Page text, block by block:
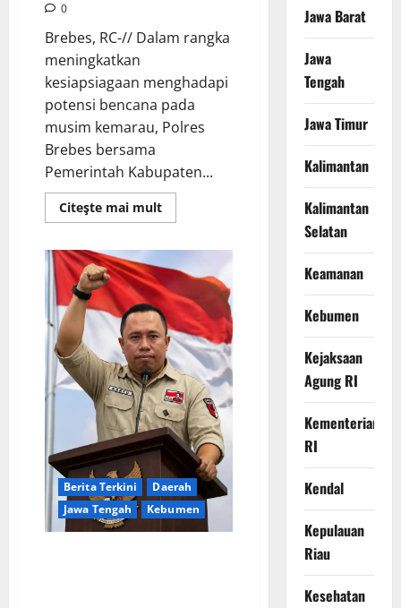
0
Brebes, RC-// Dalam rangka
meningkatkan
kesiapsiagaan menghadapi
potensi bencana pada
musim kemarau, Polres
Brebes bersama
Pemerintah Kabupaten...
Citeşte mai multRead
more
Kapolres
Pimpin
Apel
Gelar
Pasukan
dan
Sarpras
Antisipasi
Kekeringan
serta
Karhutla
Berita Terkini
Daerah
Jawa Tengah
Kebumen
Jawa Barat
Jawa
Tengah
Jawa Timur
Kalimantan
Kalimantan
Selatan
Keamanan
Kebumen
Kejaksaan
Agung RI
Kementerian
RI
Kendal
Kepulauan
Riau
Kesehatan